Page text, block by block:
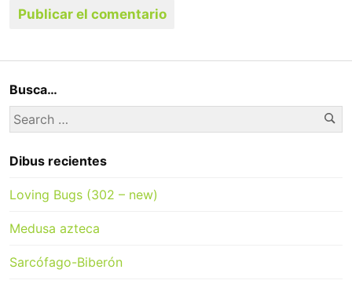
Busca…
Search
for:
Dibus recientes
Loving Bugs (302 – new)
Medusa azteca
Sarcófago-Biberón